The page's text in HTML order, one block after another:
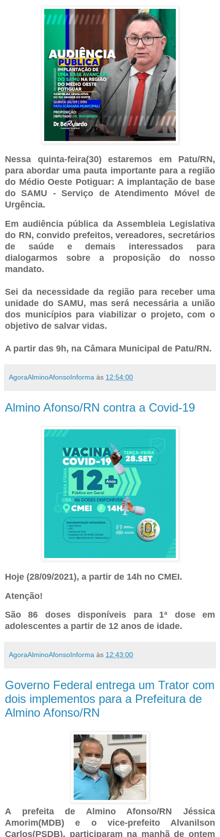
Nessa quinta-feira(30) estaremos em Patu/RN,
para abordar uma pauta importante para a região
do Médio Oeste Potiguar: A implantação de base
do SAMU - Serviço de Atendimento Móvel de
Urgência.
Em audiência pública da Assembleia Legislativa
do RN, convido prefeitos, vereadores, secretários
de saúde e demais interessados para
dialogarmos sobre a proposição do nosso
mandato.
Sei da necessidade da região para receber uma
unidade do SAMU, mas será necessária a união
dos municípios para viabilizar o projeto, com o
objetivo de salvar vidas.
A partir das 9h, na Câmara Municipal de Patu/RN.
AgoraAlminoAfonsoInforma às 12:54:00
Almino Afonso/RN contra a Covid-19
Hoje (28/09/2021), a partir de 14h no CMEI.
Atenção!
São 86 doses disponíveis para 1ª dose em
adolescentes a partir de 12 anos de idade.
AgoraAlminoAfonsoInforma às 12:43:00
Governo Federal entrega um Trator com
dois implementos para a Prefeitura de
Almino Afonso/RN
A prefeita de Almino Afonso/RN Jéssica
Amorim(MDB) e o vice-prefeito Alvanilson
Carlos(PSDB), participaram na manhã de ontem